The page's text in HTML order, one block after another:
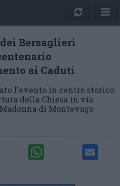
Bersaglieri
ai Caduti
l'evento in centro storico:
della Chiesa in via
di Montevago